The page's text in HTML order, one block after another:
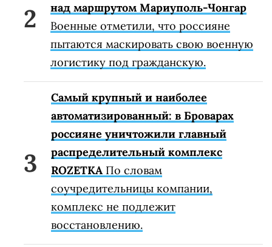
над маршрутом Мариуполь-Чонгар
Военные отметили, что россияне
пытаются маскировать свою военную
логистику под гражданскую.
Самый крупный и наиболее
автоматизированный: в Броварах
россияне уничтожили главный
распределительный комплекс
ROZETKA По словам
соучредительницы компании,
комплекс не подлежит
восстановлению.